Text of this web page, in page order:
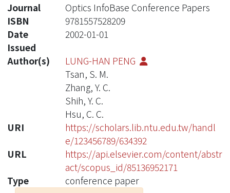
Journal
Optics InfoBase Conference Papers
ISBN
9781557528209
Date
Issued
2002-01-01
Author(s)
LUNG-HAN PENG
Tsan, S. M.
Zhang, Y. C.
Shih, Y. C.
Hsu, C. C.
URI
https://scholars.lib.ntu.edu.tw/handl
e/123456789/634392
URL
https://api.elsevier.com/content/abstr
act/scopus_id/85136952171
Type
conference paper